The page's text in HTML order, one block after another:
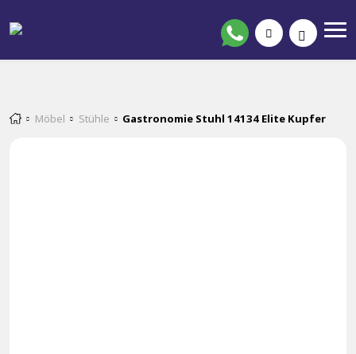
Möbel Stühle Gastronomie Stuhl 14134 Elite Kupfer